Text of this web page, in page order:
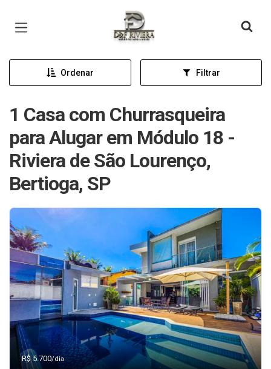
Página inicial
Ordenar Filtrar
1 Casa com Churrasqueira
para Alugar em Módulo 18 -
Riviera de São Lourenço,
Bertioga, SP
R$ 5.700/dia